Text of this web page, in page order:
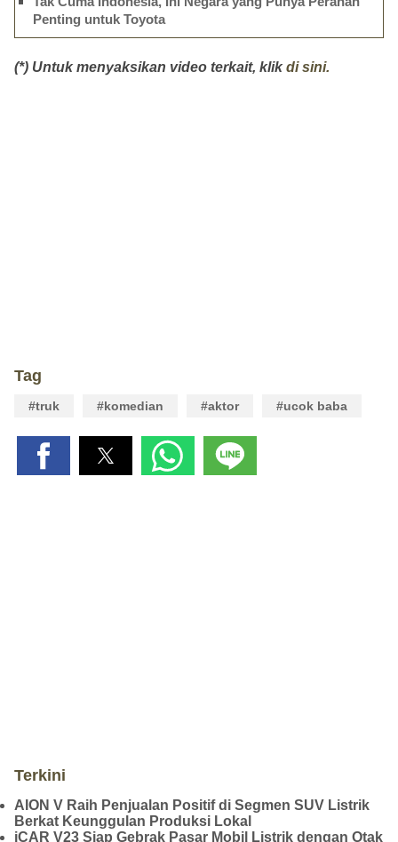
Penting untuk Toyota
(*) Untuk menyaksikan video terkait, klikdi sini.
Tag
#truk #komedian #aktor #ucok baba
Terkini
AION V Raih Penjualan Positif di Segmen SUV Listrik
Berkat Keunggulan Produksi Lokal
iCAR V23 Siap Gebrak Pasar Mobil Listrik dengan Otak